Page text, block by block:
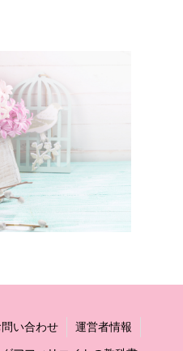
問い合わせ 運営者情報